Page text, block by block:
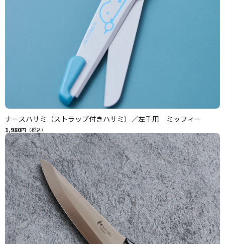
ナースハサミ（ストラップ付きハサミ）／左手用 ミッフィー
1,980円（税込）